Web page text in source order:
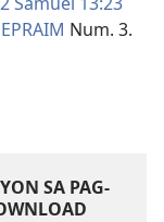
EPRAIM Num. 3.
SA PAG-